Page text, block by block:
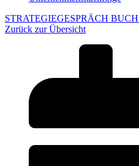
STRATEGIEGESPRÄCH
Zurück zur Übersicht